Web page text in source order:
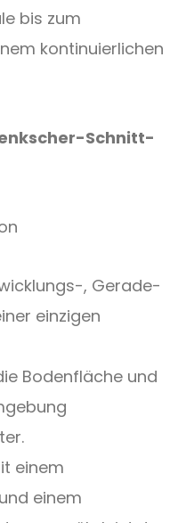
bis zum
kontinuierlichen
Schnitt-
, Gerade-
einzigen
Bodenfläche und
einem
einem